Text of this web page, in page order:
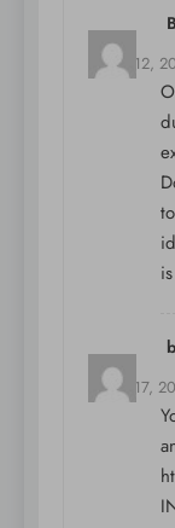
March 12,
March 17,